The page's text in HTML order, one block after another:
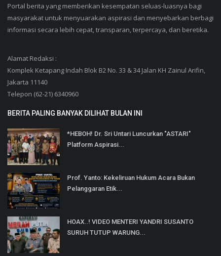
Portal berita yang memberikan kesempatan seluas-luasnya bagi
masyarakat untuk menyuarakan aspirasi dan menyebarkan berbagi
informasi secara lebih cepat, transparan, terpercaya, dan beretika.
Alamat Redaksi :
Komplek Ketapang Indah Blok B2 No. 33 & 34 Jalan KH Zainul Arifin,
Jakarta 11140
Telepon (62-21) 6340960
BERITA PALING BANYAK DILIHAT BULAN INI
*HEBOH! Dr. Sri Untari Luncurkan "ASTARI"
Platform Aspirasi...
Prof. Yanto: Kekeliruan Hukum Acara Bukan
Pelanggaran Etik...
HOAX..! VIDEO MENTERI YANDRI SUSANTO
SURUH TUTUP WARUNG...